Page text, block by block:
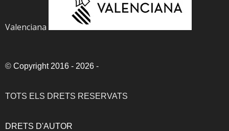
Valenciana
© Copyright 2016 - 2026 -
TOTS ELS DRETS RESERVATS
DRETS D'AUTOR